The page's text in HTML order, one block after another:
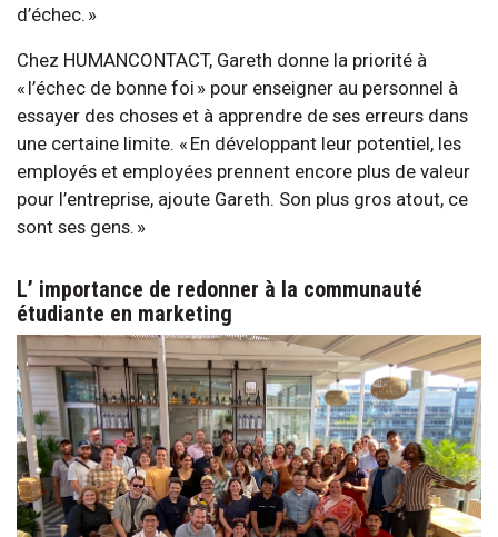
d’échec. »
Chez HUMANCONTACT, Gareth donne la priorité à
« l’échec de bonne foi » pour enseigner au personnel à
essayer des choses et à apprendre de ses erreurs dans
une certaine limite. « En développant leur potentiel, les
employés et employées prennent encore plus de valeur
pour l’entreprise, ajoute Gareth. Son plus gros atout, ce
sont ses gens. »
L’ importance de redonner à la communauté
étudiante en marketing